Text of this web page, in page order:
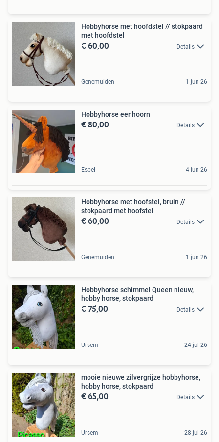
Hobbyhorse met hoofdstel // stokpaard
met hoofdstel
€ 60,00 Details
Genemuiden 1 jun 26
Hobbyhorse eenhoorn
€ 80,00 Details
Espel 4 jun 26
Hobbyhorse met hoofstel, bruin //
stokpaard met hoofstel
€ 60,00 Details
Genemuiden 1 jun 26
Hobbyhorse schimmel Queen nieuw,
hobby horse, stokpaard
€ 75,00 Details
Ursem 24 jul 26
mooie nieuwe zilvergrijze hobbyhorse,
hobby horse, stokpaard
€ 65,00 Details
Ursem 28 jul 26